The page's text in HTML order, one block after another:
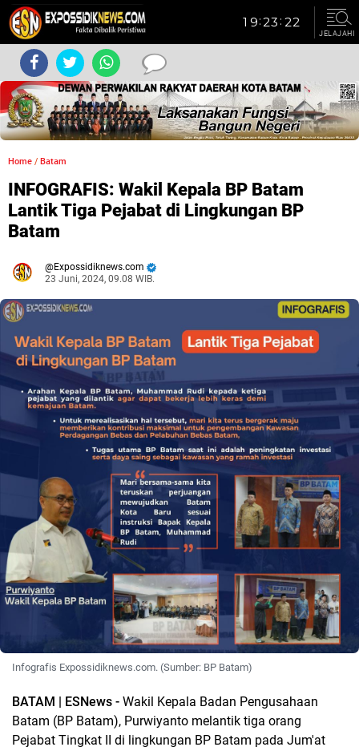
JELAJAHI
Home / Batam
INFOGRAFIS: Wakil Kepala BP Batam
Lantik Tiga Pejabat di Lingkungan BP
Batam
Expossidiknews.com
23 Juni, 2024, 09.08 WIB.
Infografis Expossidiknews.com. (Sumber: BP Batam)
BATAM | ESNews - Wakil Kepala Badan Pengusahaan
Batam (BP Batam), Purwiyanto melantik tiga orang
Pejabat Tingkat II di lingkungan BP Batam pada Jum'at